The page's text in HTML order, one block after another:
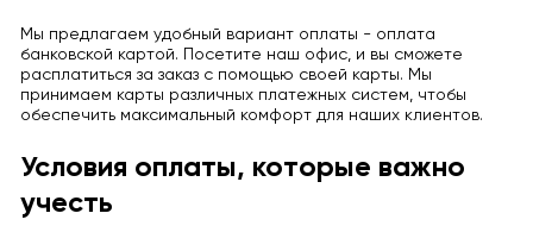
Мы предлагаем удобный вариант оплаты - оплата
банковской картой. Посетите наш офис, и вы сможете
расплатиться за заказ с помощью своей карты. Мы
принимаем карты различных платежных систем, чтобы
обеспечить максимальный комфорт для наших клиентов.
Условия оплаты, которые важно
учесть